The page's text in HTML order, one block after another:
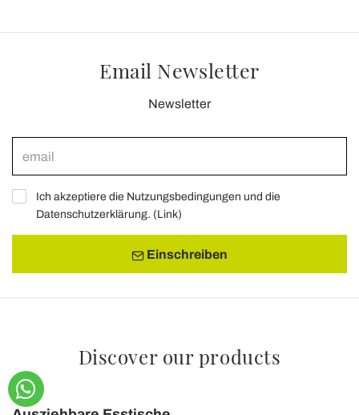
Email Newsletter
Newsletter
Ich akzeptiere die Nutzungsbedingungen und die
Datenschutzerklärung. (Link)
Einschreiben
Discover our products